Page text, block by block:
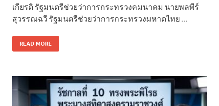
เกียรติ รัฐมนตรีช่วยว่าการกระทรวงคมนาคม นายพลพีร์
สุวรรณฉวี รัฐมนตรีช่วยว่าการกระทรวงมหาดไทย …
READ MORE